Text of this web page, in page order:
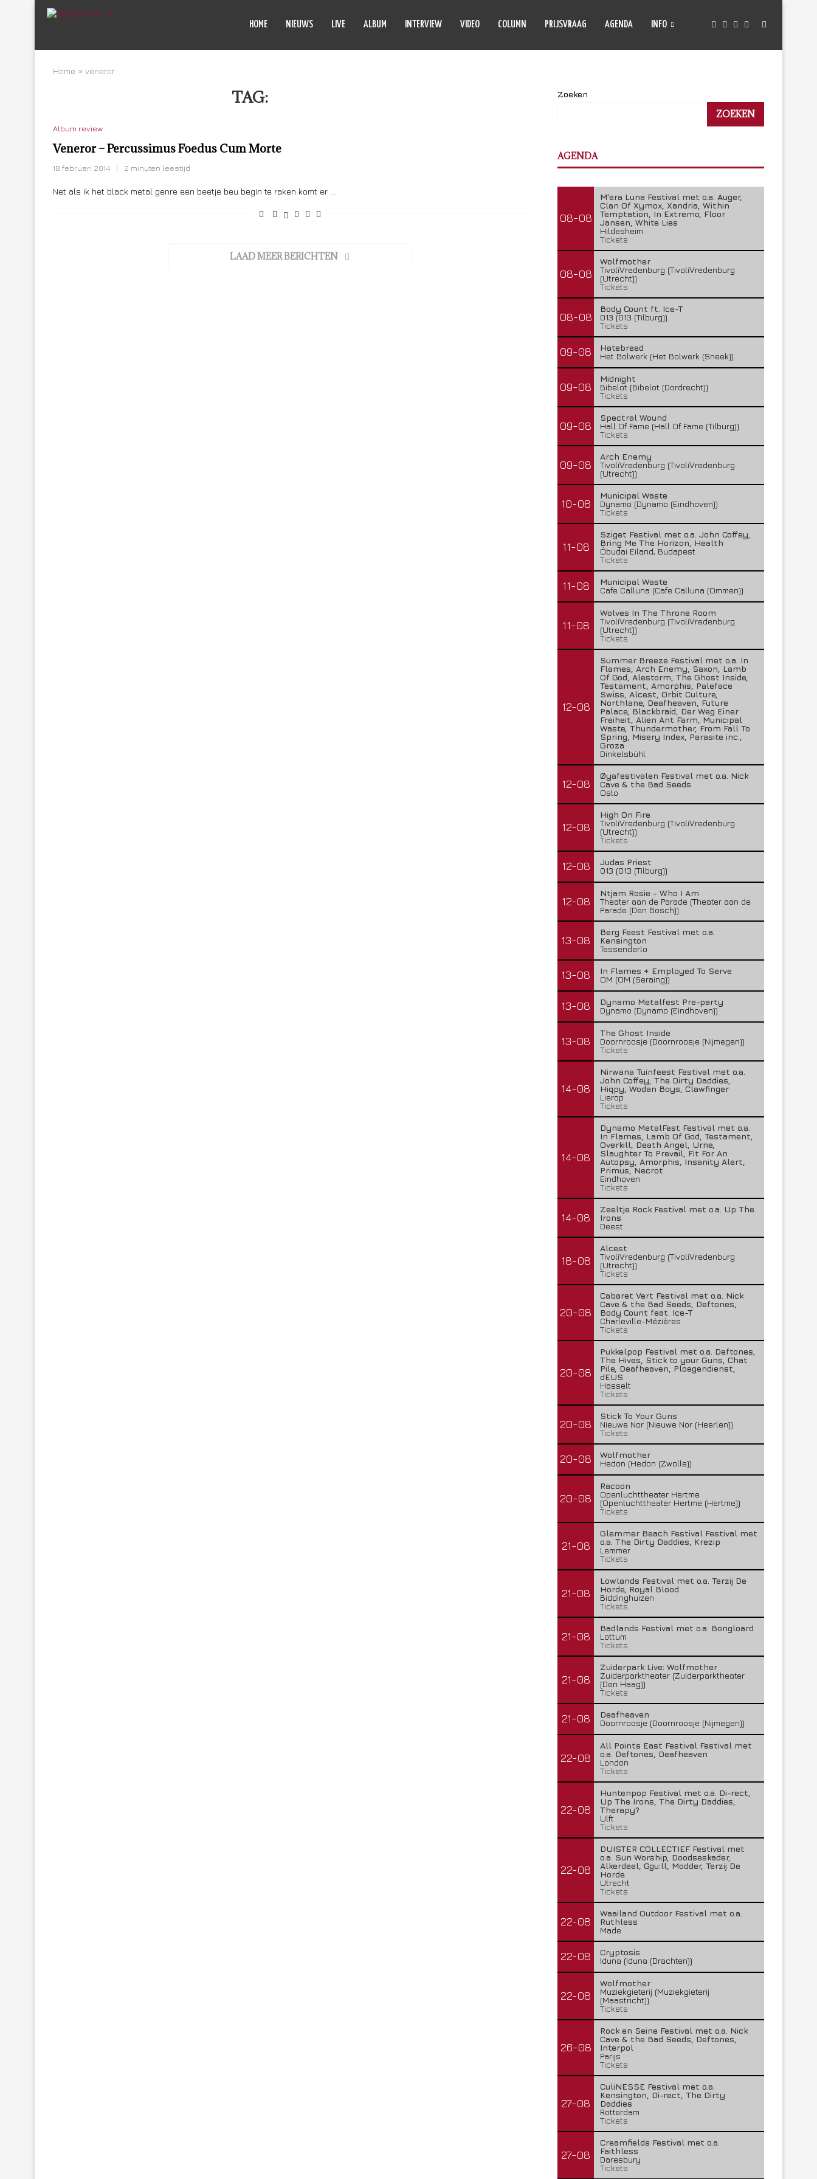
HOME NIEUWS LIVE ALBUM INTERVIEW VIDEO COLUMN PRIJSVRAAG AGENDA INFO
Home » veneror
TAG:
Album review
Veneror – Percussimus Foedus Cum Morte
18 februari 2014 2 minuten leestijd
Net als ik het black metal genre een beetje beu begin te raken komt er …
LAAD MEER BERICHTEN
Zoeken
ZOEKEN
AGENDA
08-08
M'era Luna Festival met o.a. Auger,
Clan Of Xymox, Xandria, Within
Temptation, In Extremo, Floor
Jansen, White Lies
Hildesheim
Tickets
08-08
Wolfmother
TivoliVredenburg (TivoliVredenburg
(Utrecht))
Tickets
08-08
Body Count ft. Ice-T
013 (013 (Tilburg))
Tickets
09-08
Hatebreed
Het Bolwerk (Het Bolwerk (Sneek))
09-08
Midnight
Bibelot (Bibelot (Dordrecht))
Tickets
09-08
Spectral Wound
Hall Of Fame (Hall Of Fame (Tilburg))
Tickets
09-08
Arch Enemy
TivoliVredenburg (TivoliVredenburg
(Utrecht))
10-08
Municipal Waste
Dynamo (Dynamo (Eindhoven))
Tickets
11-08
Sziget Festival met o.a. John Coffey,
Bring Me The Horizon, Health
Óbudai Eiland, Budapest
Tickets
11-08
Municipal Waste
Cafe Calluna (Cafe Calluna (Ommen))
11-08
Wolves In The Throne Room
TivoliVredenburg (TivoliVredenburg
(Utrecht))
Tickets
12-08
Summer Breeze Festival met o.a. In
Flames, Arch Enemy, Saxon, Lamb
Of God, Alestorm, The Ghost Inside,
Testament, Amorphis, Paleface
Swiss, Alcest, Orbit Culture,
Northlane, Deafheaven, Future
Palace, Blackbraid, Der Weg Einer
Freiheit, Alien Ant Farm, Municipal
Waste, Thundermother, From Fall To
Spring, Misery Index, Parasite inc.,
Groza
Dinkelsbühl
12-08
Øyafestivalen Festival met o.a. Nick
Cave & the Bad Seeds
Oslo
12-08
High On Fire
TivoliVredenburg (TivoliVredenburg
(Utrecht))
Tickets
12-08
Judas Priest
013 (013 (Tilburg))
12-08
Ntjam Rosie - Who I Am
Theater aan de Parade (Theater aan de
Parade (Den Bosch))
13-08
Berg Feest Festival met o.a.
Kensington
Tessenderlo
13-08
In Flames + Employed To Serve
OM (OM (Seraing))
13-08
Dynamo Metalfest Pre-party
Dynamo (Dynamo (Eindhoven))
13-08
The Ghost Inside
Doornroosje (Doornroosje (Nijmegen))
Tickets
14-08
Nirwana Tuinfeest Festival met o.a.
John Coffey, The Dirty Daddies,
Hiqpy, Wodan Boys, Clawfinger
Lierop
Tickets
14-08
Dynamo MetalFest Festival met o.a.
In Flames, Lamb Of God, Testament,
Overkill, Death Angel, Urne,
Slaughter To Prevail, Fit For An
Autopsy, Amorphis, Insanity Alert,
Primus, Necrot
Eindhoven
Tickets
14-08
Zeeltje Rock Festival met o.a. Up The
Irons
Deest
18-08
Alcest
TivoliVredenburg (TivoliVredenburg
(Utrecht))
Tickets
20-08
Cabaret Vert Festival met o.a. Nick
Cave & the Bad Seeds, Deftones,
Body Count feat. Ice-T
Charleville-Mézières
Tickets
20-08
Pukkelpop Festival met o.a. Deftones,
The Hives, Stick to your Guns, Chat
Pile, Deafheaven, Ploegendienst,
dEUS
Hasselt
Tickets
20-08
Stick To Your Guns
Nieuwe Nor (Nieuwe Nor (Heerlen))
Tickets
20-08
Wolfmother
Hedon (Hedon (Zwolle))
20-08
Racoon
Openluchttheater Hertme
(Openluchttheater Hertme (Hertme))
Tickets
21-08
Glemmer Beach Festival Festival met
o.a. The Dirty Daddies, Krezip
Lemmer
Tickets
21-08
Lowlands Festival met o.a. Terzij De
Horde, Royal Blood
Biddinghuizen
Tickets
21-08
Badlands Festival met o.a. Bongloard
Lottum
Tickets
21-08
Zuiderpark Live: Wolfmother
Zuiderparktheater (Zuiderparktheater
(Den Haag))
Tickets
21-08
Deafheaven
Doornroosje (Doornroosje (Nijmegen))
22-08
All Points East Festival Festival met
o.a. Deftones, Deafheaven
London
Tickets
22-08
Huntenpop Festival met o.a. Di-rect,
Up The Irons, The Dirty Daddies,
Therapy?
Ulft
Tickets
22-08
DUISTER COLLECTIEF Festival met
o.a. Sun Worship, Doodseskader,
Alkerdeel, Ggu:ll, Modder, Terzij De
Horde
Utrecht
Tickets
22-08
Waailand Outdoor Festival met o.a.
Ruthless
Made
22-08
Cryptosis
Iduna (Iduna (Drachten))
22-08
Wolfmother
Muziekgieterij (Muziekgieterij
(Maastricht))
Tickets
26-08
Rock en Seine Festival met o.a. Nick
Cave & the Bad Seeds, Deftones,
Interpol
Parijs
Tickets
27-08
CuliNESSE Festival met o.a.
Kensington, Di-rect, The Dirty
Daddies
Rotterdam
Tickets
27-08
Creamfields Festival met o.a.
Faithless
Daresbury
Tickets